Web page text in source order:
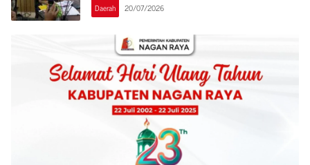
Daerah 20/07/2026